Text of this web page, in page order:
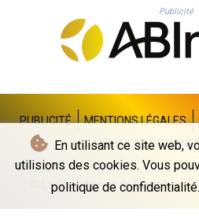
En utilisant ce site web,
utilisions des cookies. Vous
politique de
UAH
UGX
UYU
VES
VUV
WST
XAF
XAG
Publicité
PUBLICITÉ MENTIONS LÉGALES
POLITIQUE DE
© La Quotidienne de Bruxelles -